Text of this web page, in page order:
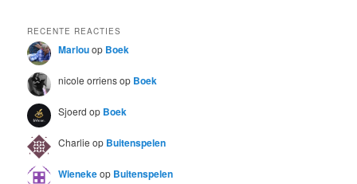
RECENTE REACTIES
Marlouop Boek
nicole orriensop Boek
Sjoerd op Boek
Charlie op Buitenspelen
Wienekeop Buitenspelen